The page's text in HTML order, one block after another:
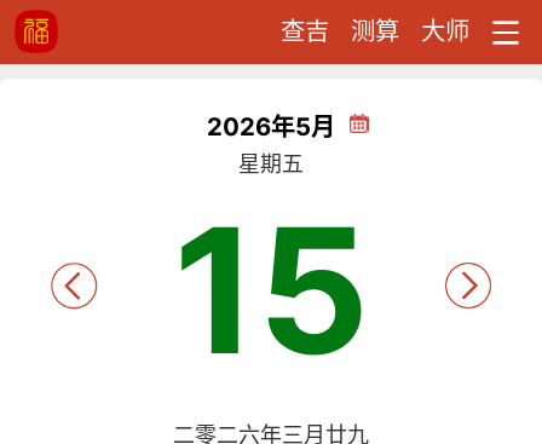
查吉 测算 大师
2026年5月
星期五
15
二零二六年三月廿九